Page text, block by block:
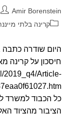
Amir פורסם:
2019
קרינה בלתי מייננת
זמן
על קרינה מאוזניות
digital/2019_q4/
הכבוד למשרד להגנת
מהציוד האלחוטי